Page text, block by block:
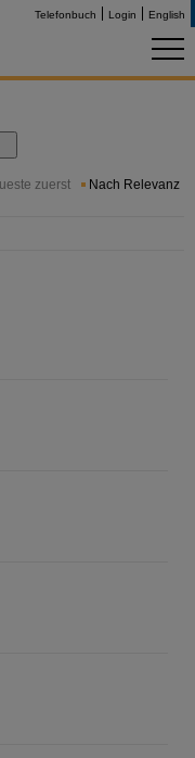
Telefonbuch Login English
zuerst Nach Relevanz